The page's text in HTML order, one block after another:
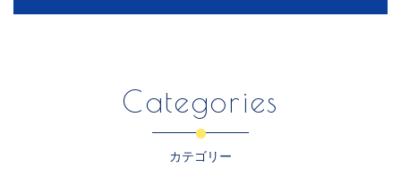
Categories
カテゴリー